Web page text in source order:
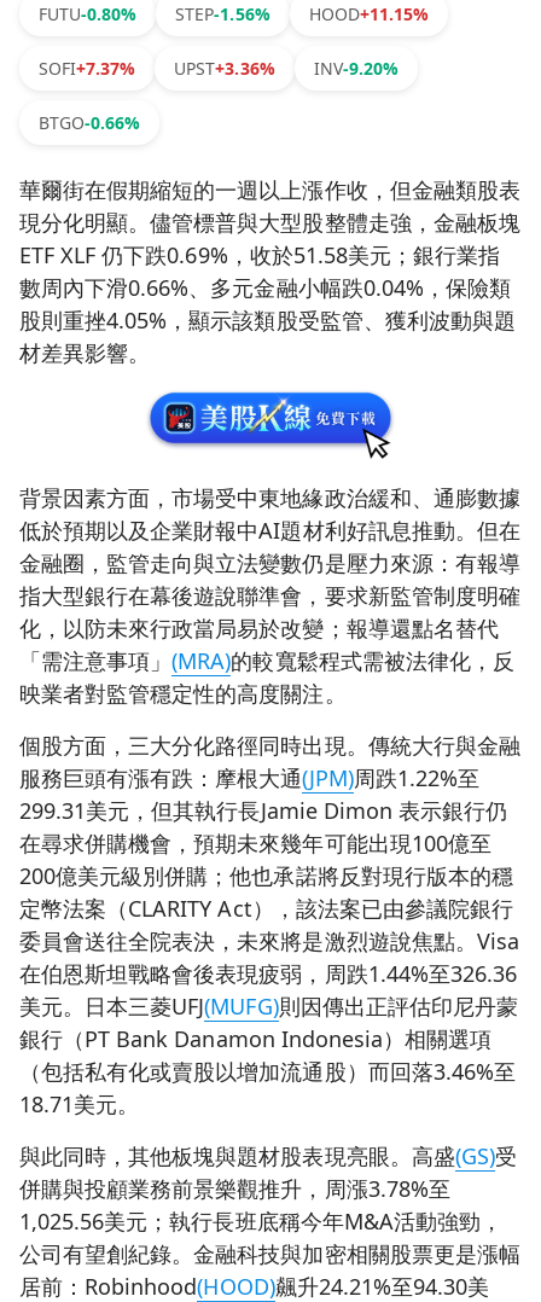
FUTU-0.80% STEP-1.56% HOOD+11.15%
SOFI+7.37% UPST+3.36% INV-9.20%
BTGO-0.66%
華爾街在假期縮短的一週以上漲作收，但金融類股表
現分化明顯。儘管標普與大型股整體走強，金融板塊
ETF XLF 仍下跌0.69%，收於51.58美元；銀行業指
數周內下滑0.66%、多元金融小幅跌0.04%，保險類
股則重挫4.05%，顯示該類股受監管、獲利波動與題
材差異影響。
背景因素方面，市場受中東地緣政治緩和、通膨數據
低於預期以及企業財報中AI題材利好訊息推動。但在
金融圈，監管走向與立法變數仍是壓力來源：有報導
指大型銀行在幕後遊說聯準會，要求新監管制度明確
化，以防未來行政當局易於改變；報導還點名替代
「需注意事項」(MRA)的較寬鬆程式需被法律化，反
映業者對監管穩定性的高度關注。
個股方面，三大分化路徑同時出現。傳統大行與金融
服務巨頭有漲有跌：摩根大通(JPM)周跌1.22%至
299.31美元，但其執行長Jamie Dimon 表示銀行仍
在尋求併購機會，預期未來幾年可能出現100億至
200億美元級別併購；他也承諾將反對現行版本的穩
定幣法案（CLARITY Act），該法案已由參議院銀行
委員會送往全院表決，未來將是激烈遊說焦點。Visa
在伯恩斯坦戰略會後表現疲弱，周跌1.44%至326.36
美元。日本三菱UFJ(MUFG)則因傳出正評估印尼丹蒙
銀行（PT Bank Danamon Indonesia）相關選項
（包括私有化或賣股以增加流通股）而回落3.46%至
18.71美元。
與此同時，其他板塊與題材股表現亮眼。高盛(GS)受
併購與投顧業務前景樂觀推升，周漲3.78%至
1,025.56美元；執行長班底稱今年M&A活動強勁，
公司有望創紀錄。金融科技與加密相關股票更是漲幅
居前：Robinhood(HOOD)飆升24.21%至94.30美